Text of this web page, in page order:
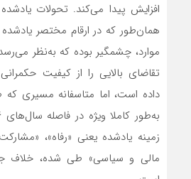
افزایش پیدا می‌کند. تحولات
همان‌طور که در ارقام مختصر
موارد، چشمگیر بوده که به‌نظر
تقاضای بالایی را از کیفیت
داده است، اما متاسفانه‌ مسیری
زمینه یادشده یعنی «رفاه»،
مالی و سیاسی» طی شده، خلاف